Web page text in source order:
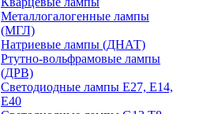
Металлогалогенные лампы
(МГЛ)
Натриевые лампы (ДНАТ)
Ртутно-вольфрамовые лампы
(ДРВ)
Светодиодные лампы E27, E14,
E40